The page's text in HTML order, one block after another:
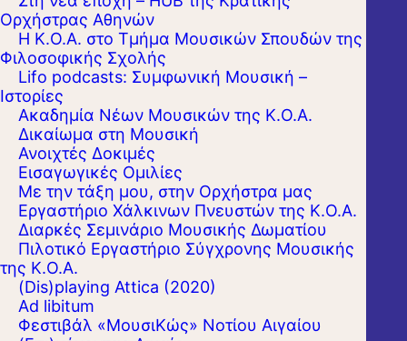
Ορχήστρας Αθηνών
Η Κ.Ο.Α. στο Τμήμα Μουσικών Σπουδών της
Φιλοσοφικής Σχολής
Lifo podcasts: Συμφωνική Μουσική –
Ιστορίες
Ακαδημία Νέων Μουσικών της Κ.Ο.Α.
Δικαίωμα στη Μουσική
Ανοιχτές Δοκιμές
Εισαγωγικές Ομιλίες
Με την τάξη μου, στην Ορχήστρα μας
Εργαστήριo Χάλκινων Πνευστών της Κ.Ο.Α.
Διαρκές Σεμινάριο Μουσικής Δωματίου
Πιλοτικό Εργαστήριο Σύγχρονης Μουσικής
της Κ.Ο.Α.
(Dis)playing Attica (2020)
Ad libitum
Φεστιβάλ «ΜουσιΚώς» Νοτίου Αιγαίου